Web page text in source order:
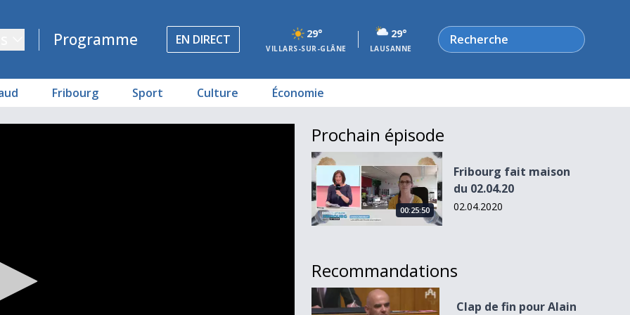
Programme EN DIRECT 29°
VILLARS-SUR-GLÂNE
29°
LAUSANNE
Rechercher
Fribourg Sport Culture Économie
Prochain épisode
Fribourg fait maison du 02.04.20
00:25:50
Fribourg fait maison
du 02.04.20
02.04.2020
Recommandations
Clap de fin pour Alain Berset
Clap de fin pour Alain